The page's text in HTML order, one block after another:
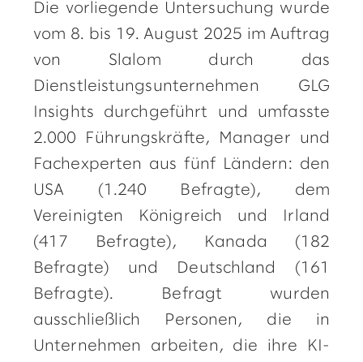
Die vorliegende Untersuchung wurde
vom 8. bis 19. August 2025 im Auftrag
von Slalom durch das
Dienstleistungsunternehmen GLG
Insights durchgeführt und umfasste
2.000 Führungskräfte, Manager und
Fachexperten aus fünf Ländern: den
USA (1.240 Befragte), dem
Vereinigten Königreich und Irland
(417 Befragte), Kanada (182
Befragte) und Deutschland (161
Befragte). Befragt wurden
ausschließlich Personen, die in
Unternehmen arbeiten, die ihre KI-